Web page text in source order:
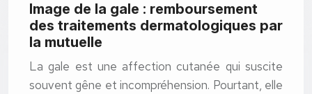
Image de la gale : remboursement
des traitements dermatologiques par
la mutuelle
La gale est une affection cutanée qui suscite
souvent gêne et incompréhension. Pourtant, elle